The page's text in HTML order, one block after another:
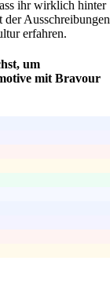
ihr wirklich hinter
Ausschreibungen
erfahren.
um
mit Bravour